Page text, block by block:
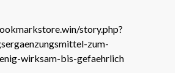
story.php?
zum-
wirksam-bis-gefaehrlich